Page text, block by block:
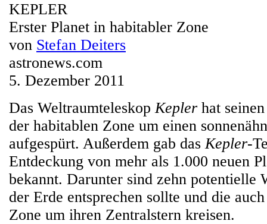
KEPLER
Erster Planet in habitabler Zone
von Stefan Deiters
astronews.com
5. Dezember 2011
Das WeltraumteleskopKepler hat
der habitablen Zone um einen
aufgespürt. Außerdem gab dasKepler-
Entdeckung von mehr als 1.000 neuen
bekannt. Darunter sind zehn potentielle
der Erde entsprechen sollte und die
Zone um ihren Zentralstern kreisen.